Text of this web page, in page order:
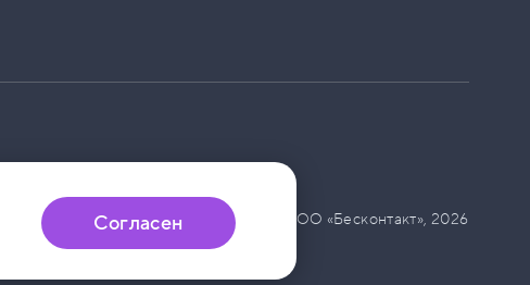
© ООО «Бесконтакт», 2026
Согласен